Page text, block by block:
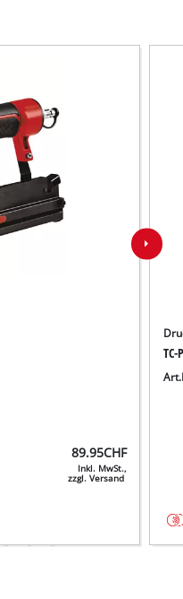
89.95CHF
Inkl. MwSt.,
zzgl. Versand
TC-